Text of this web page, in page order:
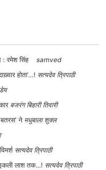
कुछ बहुत अच्छी
हैं और इस बहस के
रहा है। श्रुति कुशवाहा
अलग कविताएँ किन्हीं
वे कविताएँ
का विलोम नहीं हैं,
जोशना बनर्जी
: रमेश सिंह
samved
होता’…! सत्यदेव त्रिपाठी
बजरंग बिहारी तिवारी
ने मधुबाला शुक्ल
सत्यदेव त्रिपाठी
इकली लाश तक…! सत्यदेव त्रिपाठी